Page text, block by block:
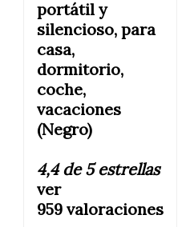
portátil y
silencioso, para
casa,
dormitorio,
coche,
vacaciones
(Negro)
4,4 de 5 estrellas
ver
959 valoraciones